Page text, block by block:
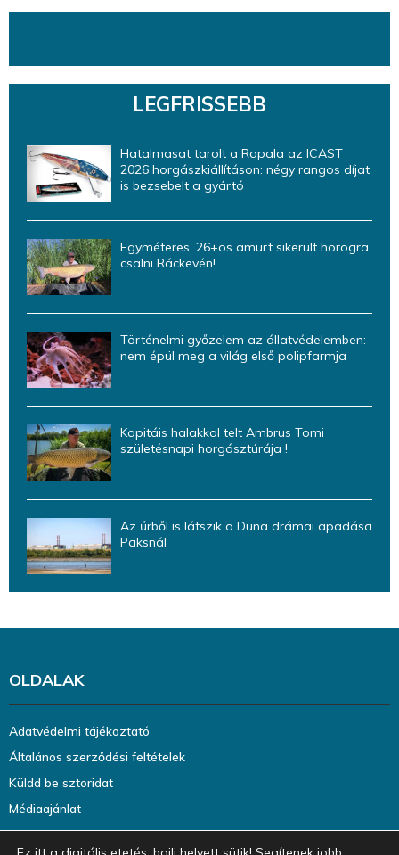
LEGFRISSEBB
Hatalmasat tarolt a Rapala az ICAST
2026 horgászkiállításon: négy rangos díjat
is bezsebelt a gyártó
Egyméteres, 26+os amurt sikerült horogra
csalni Ráckevén!
Történelmi győzelem az állatvédelemben:
nem épül meg a világ első polipfarmja
Kapitáis halakkal telt Ambrus Tomi
születésnapi horgásztúrája !
Az űrből is látszik a Duna drámai apadása
Paksnál
OLDALAK
Adatvédelmi tájékoztató
Általános szerződési feltételek
Küldd be sztoridat
Médiaajánlat